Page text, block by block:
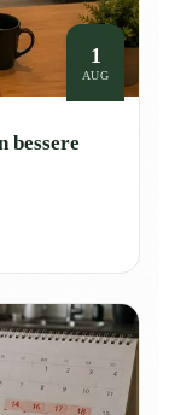
1
AUG
bessere